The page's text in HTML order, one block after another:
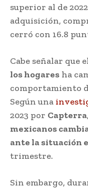
superior al de
adquisición,
cerró con 16.8
Cabe señalar que
los hogares ha
comportamiento
Según una
2023 por Capterra,
mexicanos
ante la situación
trimestre.
Sin embargo,